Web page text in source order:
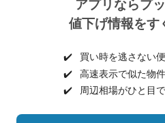
アプリならプ
値下げ情報をす
✔️
買い時を逃さない
✔️
高速表示で似た物
✔️
周辺相場がひと目
個人情報保護ポリシ
ヘルプ・お問い合